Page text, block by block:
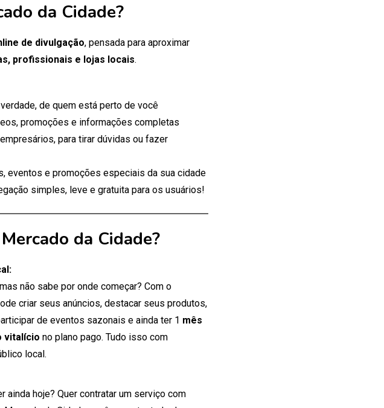
da Cidade?
de divulgação, pensada para aproximar
profissionais e lojas locais.
de quem está perto de você
promoções e informações completas
para tirar dúvidas ou fazer
eventos e promoções especiais da sua cidade
simples, leve e gratuita para os usuários!
da Cidade?
não sabe por onde começar? Com o
criar seus anúncios, destacar seus produtos,
de eventos sazonais e ainda ter 1 mês
vitalício no plano pago. Tudo isso com
local.
ainda hoje? Quer contratar um serviço com